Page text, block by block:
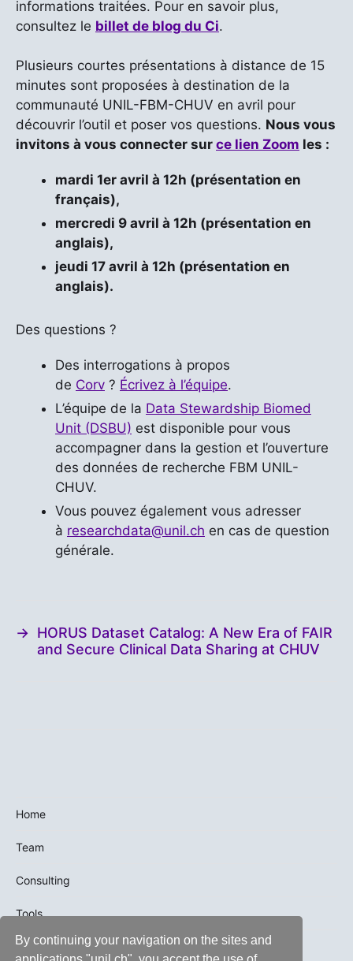
By continuing your navigation on the sites and
informations traitées. Pour en savoir plus,
consultez le billet de blog du Ci.
Plusieurs courtes présentations à distance de 15
minutes sont proposées à destination de la
communauté UNIL-FBM-CHUV en avril pour
découvrir l’outil et poser vos questions. Nous vous
invitons à vous connecter sur ce lien Zoom les :
mardi 1er avril à 12h (présentation en
français),
mercredi 9 avril à 12h (présentation en
anglais),
jeudi 17 avril à 12h (présentation en
anglais).
Des questions ?
Des interrogations à propos
de Corv ? Écrivez à l’équipe.
L’équipe de la Data Stewardship Biomed
Unit (DSBU) est disponible pour vous
accompagner dans la gestion et l’ouverture
des données de recherche FBM UNIL-
CHUV.
Vous pouvez également vous adresser
à researchdata@unil.ch en cas de question
générale.
→ HORUS Dataset Catalog: A New Era of FAIR
and Secure Clinical Data Sharing at CHUV
Home
Team
Consulting
Tools
Trainings